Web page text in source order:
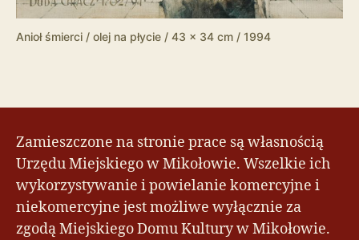
Anioł śmierci / olej na płycie / 43 x 34 cm / 1994
Zamieszczone na stronie prace są własnością
Urzędu Miejskiego w Mikołowie. Wszelkie ich
wykorzystywanie i powielanie komercyjne i
niekomercyjne jest możliwe wyłącznie za
zgodą Miejskiego Domu Kultury w Mikołowie.